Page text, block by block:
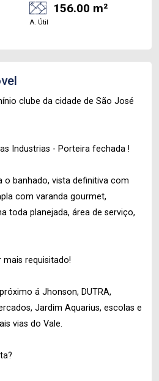
156.00 m²
A. Útil
clube da cidade de São José
Industrias - Porteira fechada !
banhado, vista definitiva com
com varanda gourmet,
toda planejada, área de serviço,
requisitado!
á Jhonson, DUTRA,
Jardim Aquarius, escolas e
vias do Vale.